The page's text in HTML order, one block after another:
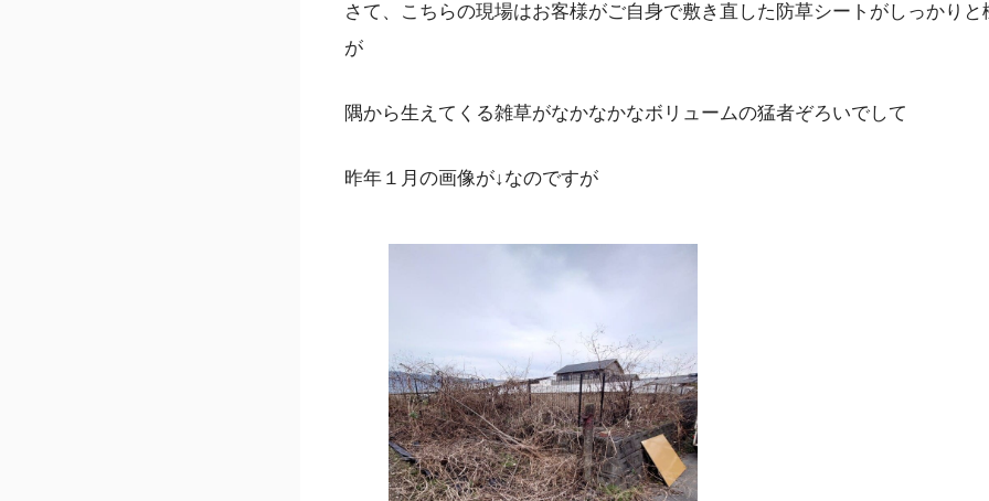
さて、こちらの現場はお客様がご自身で敷き直した防草シートがしっかり
が
隅から生えてくる雑草がなかなかなボリュームの猛者ぞろいでして
昨年１月の画像が↓なのですが